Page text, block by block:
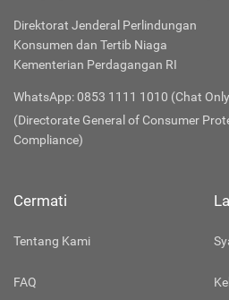
Direktorat Jenderal Perlindungan
Konsumen dan Tertib Niaga
Kementerian Perdagangan RI
WhatsApp: 0853 1111 1010 (Chat
(Directorate General of Consumer
Compliance)
Cermati
Tentang Kami
FAQ